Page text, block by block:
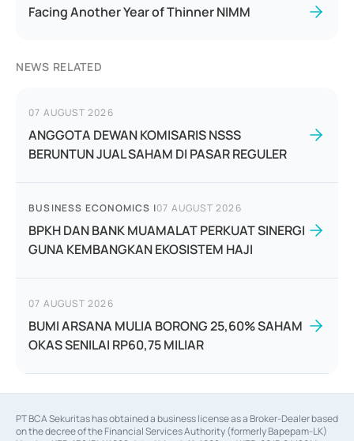
Facing Another Year of Thinner NIMM
NEWS RELATED
07 AUGUST 2026
ANGGOTA DEWAN KOMISARIS NSSS
BERUNTUN JUAL SAHAM DI PASAR REGULER
BUSINESS ECONOMICS |07 AUGUST 2026
BPKH DAN BANK MUAMALAT PERKUAT SINERGI
GUNA KEMBANGKAN EKOSISTEM HAJI
07 AUGUST 2026
BUMI ARSANA MULIA BORONG 25,60% SAHAM
OKAS SENILAI RP60,75 MILIAR
PT BCA Sekuritas has obtained a business license as a Broker-Dealer based
on the decree of the Financial Services Authority (formerly Bapepam-LK)